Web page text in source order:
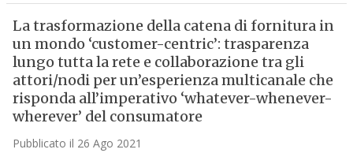
La trasformazione della catena di fornitura in
un mondo ‘customer-centric’: trasparenza
lungo tutta la rete e collaborazione tra gli
attori/nodi per un’esperienza multicanale che
risponda all’imperativo ‘whatever-whenever-
wherever’ del consumatore
Pubblicato il 26 Ago 2021